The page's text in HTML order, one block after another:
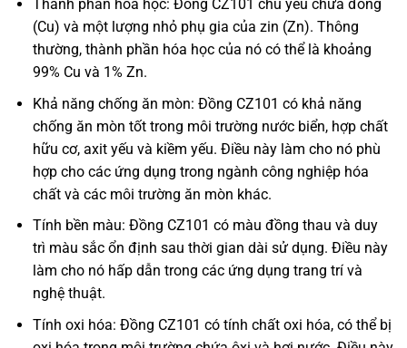
Thành phần hóa học: Đồng CZ101 chủ yếu chứa đồng
(Cu) và một lượng nhỏ phụ gia của zin (Zn). Thông
thường, thành phần hóa học của nó có thể là khoảng
99% Cu và 1% Zn.
Khả năng chống ăn mòn: Đồng CZ101 có khả năng
chống ăn mòn tốt trong môi trường nước biển, hợp chất
hữu cơ, axit yếu và kiềm yếu. Điều này làm cho nó phù
hợp cho các ứng dụng trong ngành công nghiệp hóa
chất và các môi trường ăn mòn khác.
Tính bền màu: Đồng CZ101 có màu đồng thau và duy
trì màu sắc ổn định sau thời gian dài sử dụng. Điều này
làm cho nó hấp dẫn trong các ứng dụng trang trí và
nghệ thuật.
Tính oxi hóa: Đồng CZ101 có tính chất oxi hóa, có thể bị